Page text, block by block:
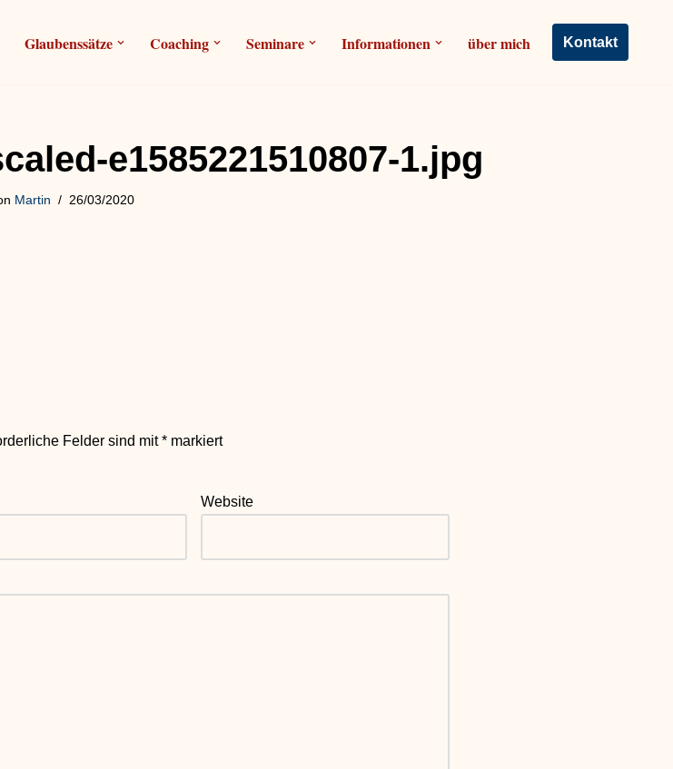
Glaubenssätze Coaching Seminare Informationen über mich Kontakt
e1585221510807-1.jpg
Martin 26/03/2020
Felder sind mit* markiert
Website